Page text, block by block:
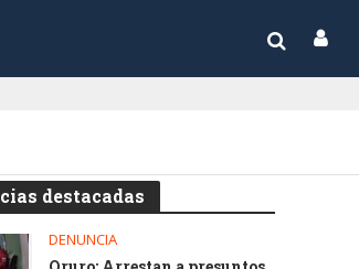
destacadas
DENUNCIA